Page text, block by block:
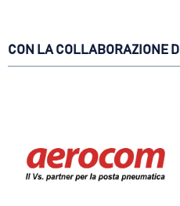
CON LA COLLABORAZIONE DI